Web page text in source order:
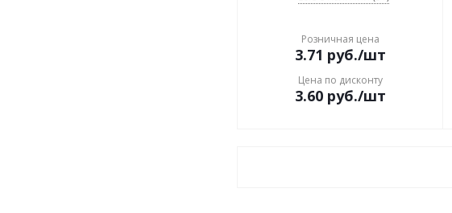
Розничная цена
3.71 руб./шт
Цена по дисконту
3.60 руб./шт